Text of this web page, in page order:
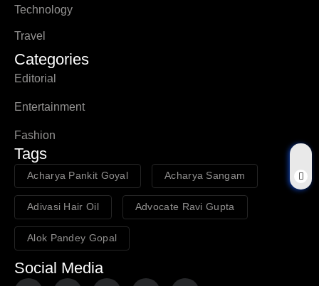
Technology
Travel
Categories
Editorial
Entertainment
Fashion
Tags
Acharya Pankit Goyal Acharya Sangam
Adivasi Hair Oil Advocate Ravi Gupta
Alok Pandey Gopal
Social Media